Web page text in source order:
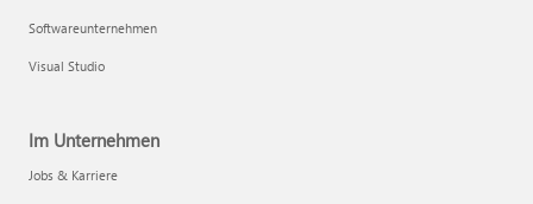
Softwareunternehmen
Visual Studio
Im Unternehmen
Jobs & Karriere